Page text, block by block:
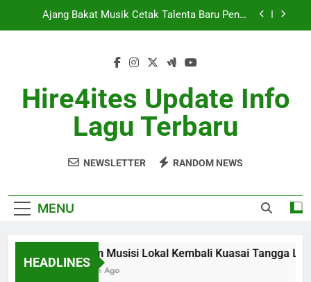
Potensi
Berita Musik Hits dengan Update Lagu Viral
Industri Musik Global Semakin Kompetitif Mei
Album Musisi Lokal Kembali Kuasai Tangga Lagu
Ajang Bakat Musik Cetak Talenta Baru Penuh
Potensi
Terbaru
2026
Hire4ites Update Info
Lagu Terbaru
NEWSLETTER RANDOM NEWS
MENU
HEADLINES
Album Musisi Lokal Kembali Kuasai Tangga Lagu
1 Month Ago